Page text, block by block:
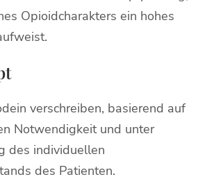
Opioidcharakters ein hohes
verschreiben, basierend auf
Notwendigkeit und unter
des individuellen
des Patienten.